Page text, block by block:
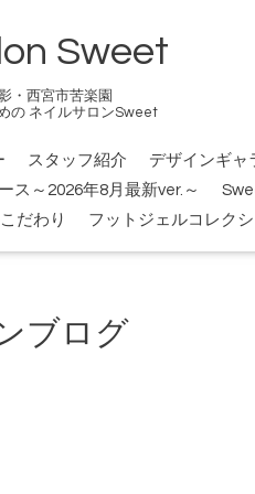
Sweet
・西宮市苦楽園
の ネイルサロンSweet
スタッフ紹介 デザインギャ
ス～2026年8月最新ver.～
だわり フットジェルコレク
ブログ